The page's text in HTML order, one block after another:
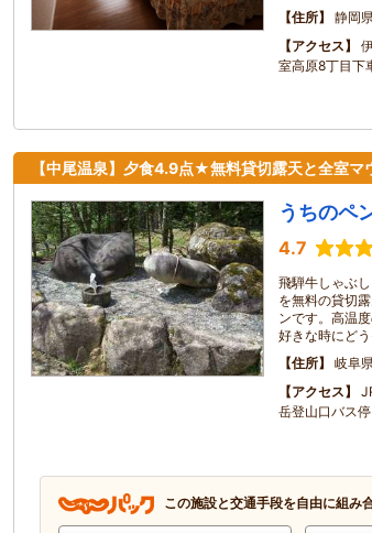
住所
静岡
アクセス
室高原8丁目
【中尾温泉】夕食4.9点★無料貸切露天と全室マ
うちのペ
4.7
飛騨牛しゃぶ
を無料の貸切
ンです。高温
好きな時にど
住所
岐阜
アクセス
岳登山口バス
この施設と交通手段を自由に組み